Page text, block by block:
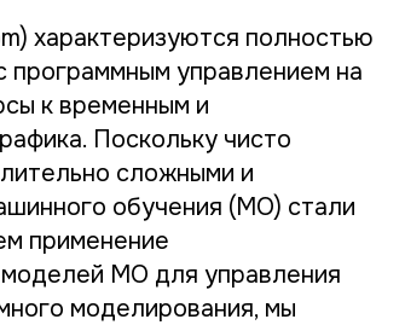
характеризуются полностью
программным управлением на
к временным и
Поскольку чисто
сложными и
обучения (МО) стали
применение
МО для управления
моделирования, мы